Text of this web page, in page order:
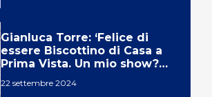
Gianluca Torre: ‘Felice di
essere Biscottino di Casa a
Prima Vista. Un mio show?
22 settembre 2024